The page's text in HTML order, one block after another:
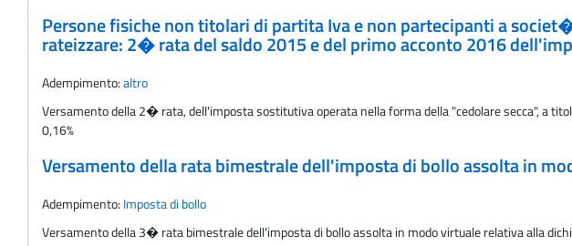
Persone fisiche non titolari di partita Iva e non partecipanti a
rateizzare: 2� rata del saldo 2015 e del primo acconto 2016
Adempimento:altro
Versamento della 2� rata, dell'imposta sostitutiva operata nella forma della "cedolare secca", a
0,16%
Versamento della rata bimestrale dell'imposta di bollo assolta in
Adempimento: Imposta di bollo
Versamento della 3� rata bimestrale dell'imposta di bollo assolta in modo virtuale relativa alla